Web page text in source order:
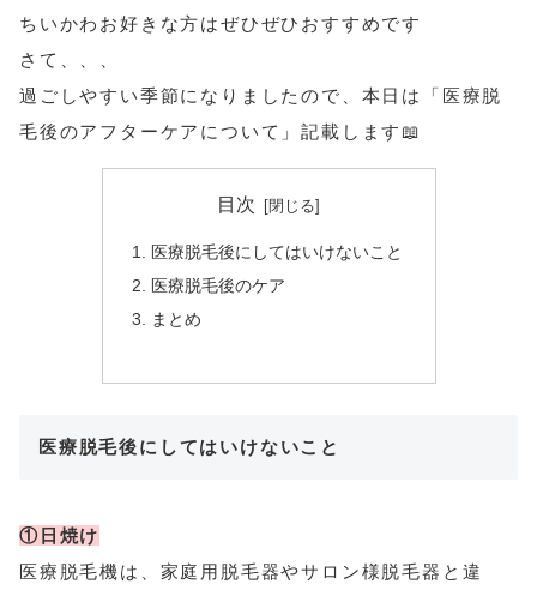
ちいかわお好きな方はぜひぜひおすすめです
さて、、、
過ごしやすい季節になりましたので、本日は「医療脱
毛後のアフターケアについて」記載します📖
目次
医療脱毛後にしてはいけないこと
医療脱毛後のケア
まとめ
医療脱毛後にしてはいけないこと
①日焼け
医療脱毛機は、家庭用脱毛器やサロン様脱毛器と違